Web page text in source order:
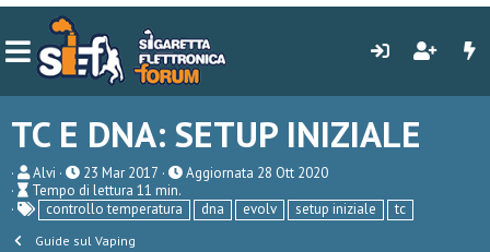
TC E DNA: SETUP INIZIALE
A
u
t
o
Alvi
P
u
b
l
i
23 Mar 2017 Aggiornata 28 Ott 2020
T
e
m
p
Tempo di lettura 11 min.
T
a
g
controllo temperatura dna evolv setup iniziale tc
Guide sul Vaping